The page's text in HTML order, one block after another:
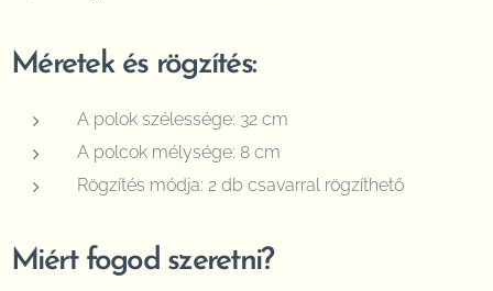
Méretek és rögzítés:
A polok szélessége: 32 cm
A polcok mélysége: 8 cm
Rögzítés módja: 2 db csavarral rögzíthető
Miért fogod szeretni?